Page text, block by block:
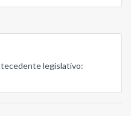
legislativo: